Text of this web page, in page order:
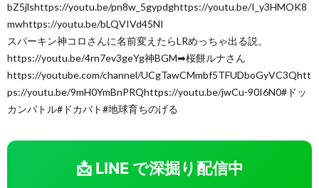
bZ5jlshttps://youtu.be/pn8w_5gypdghttps://youtu.be/I_y3HMOK8
mwhttps://youtu.be/bLQVIVd45NI
スパーキン神コロさんに名前変えたらLRめっちゃ出る説。
https://youtu.be/4rn7ev3geYg神BGM➡︎桜餅ルナさん
https://youtube.com/channel/UCgTawCMmbf5TFUDboGyVC3Qhtt
ps://youtu.be/9mH0YmBnPRQhttps://youtu.be/jwCu-90I6N0#ドッ
カンバトル#ドカバト#地球育ちのげる
📩 LINE で深掘り配信中